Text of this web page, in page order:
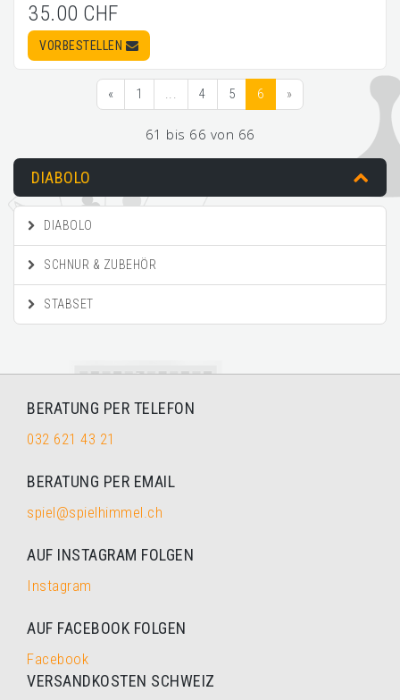
35.00 CHF
VORBESTELLEN
« 1 ... 4 5 6 »
61 bis 66 von 66
DIABOLO
DIABOLO
SCHNUR & ZUBEHÖR
STABSET
BERATUNG PER TELEFON
032 621 43 21
BERATUNG PER EMAIL
spiel@spielhimmel.ch
AUF INSTAGRAM FOLGEN
Instagram
AUF FACEBOOK FOLGEN
Facebook
VERSANDKOSTEN SCHWEIZ